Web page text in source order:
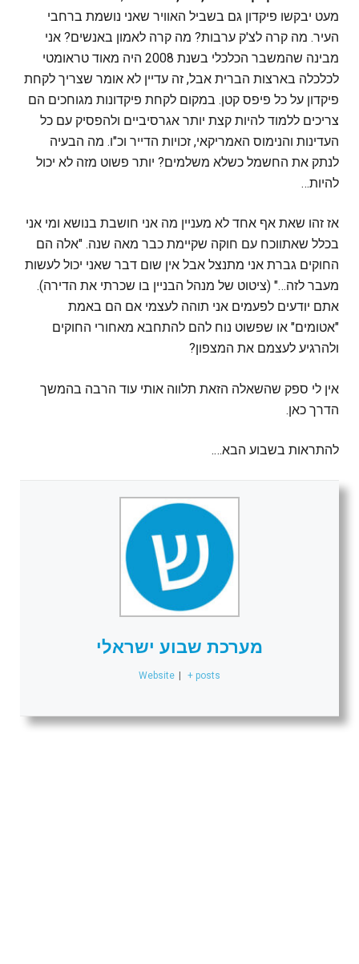
מעט יבקשו פיקדון גם בשביל האוויר שאני נושמת ברחבי
העיר. מה קרה לצ'ק ערבות? מה קרה לאמון באנשים? אני
מבינה שהמשבר הכלכלי בשנת 2008 היה מאוד טראומטי
לכלכלה בארצות הברית אבל, זה עדיין לא אומר שצריך לקחת
פיקדון על כל פיפס קטן. במקום לקחת פיקדונות מגוחכים הם
צריכים ללמוד להיות קצת יותר אגרסיביים ולהפסיק עם כל
העדינות והנימוס האמריקאי, זכויות הדייר וכ"ו. מה הבעיה
לנתק את החשמל כשלא משלמים? יותר פשוט מזה לא יכול
להיות…
אז זהו שאת אף אחד לא מעניין מה אני חושבת בנושא ומי אני
בכלל שאתווכח עם חוקה שקיימת כבר מאה שנה. "אלה הם
החוקים גברת אני מתנצל אבל אין שום דבר שאני יכול לעשות
מעבר לזה…" (ציטוט של מנהל הבניין בו שכרתי את הדירה).
אתם יודעים לפעמים אני תוהה לעצמי אם הם באמת
"אטומים" או שפשוט נוח להם להתחבא מאחורי החוקים
ולהרגיע לעצמם את המצפון?
אין לי ספק שהשאלה הזאת תלווה אותי עוד הרבה בהמשך
הדרך כאן.
להתראות בשבוע הבא….
מערכת שבוע ישראלי
Website | + posts